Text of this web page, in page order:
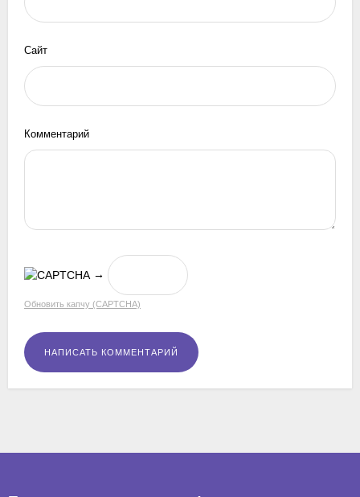
Сайт
Комментарий
→
Обновить капчу (CAPTCHA)